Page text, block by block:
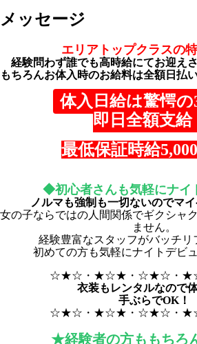
メッセージ
エリアトップクラスの
経験問わず誰でも高時給にてお迎え
もちろんお体入時のお給料は全額日払
体入日給は驚愕の
即日全額支給
最低保証時給
◆初心者さんも気軽にナ
ノルマも強制も一切ないのでマ
女の子ならではの人間関係でギクシャ
ません。
経験豊富なスタッフがバッチ
初めての方も気軽にナイトデビ
☆★☆・★☆★・☆★☆・
衣装もレンタルなので
手ぶらでOK！
☆★☆・★☆★・☆★☆・
★経験者の方ももちろ